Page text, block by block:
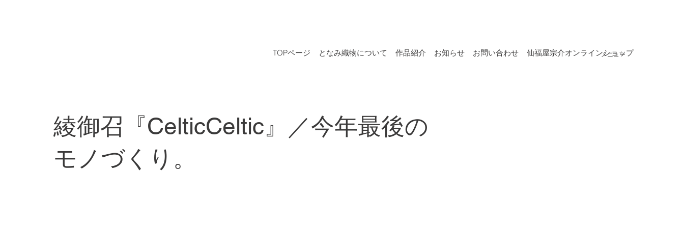
メニュー
TOPページ となみ織物について 作品紹介 お知らせ お問い合わせ 仙福屋宗介オンラインショップ
綾御召『CelticCeltic』／今年最後の
モノづくり。